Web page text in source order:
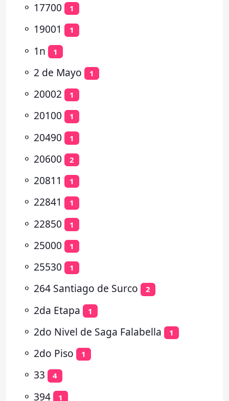
⚬ 17700 1
⚬ 19001 1
⚬ 1n 1
⚬ 2 de Mayo 1
⚬ 20002 1
⚬ 20100 1
⚬ 20490 1
⚬ 20600 2
⚬ 20811 1
⚬ 22841 1
⚬ 22850 1
⚬ 25000 1
⚬ 25530 1
⚬ 264 Santiago de Surco 2
⚬ 2da Etapa 1
⚬ 2do Nivel de Saga Falabella 1
⚬ 2do Piso 1
⚬ 33 4
⚬ 394 1